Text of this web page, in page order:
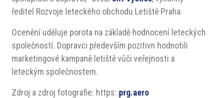
ředitel Rozvoje leteckého obchodu Letiště Praha.
Ocenění uděluje porota na základě hodnocení leteckých
společností. Dopravci především pozitivn hodnotili
marketingové kampaně letiště vůči veřejnosti a
leteckým společnostem.
Zdroj a zdroj fotografie: https: prg.aero